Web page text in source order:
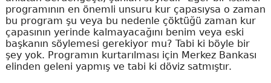
programının en önemli unsuru kur çapasıysa o zaman
bu program şu veya bu nedenle çöktüğü zaman kur
çapasının yerinde kalmayacağını benim veya eski
başkanın söylemesi gerekiyor mu? Tabi ki böyle bir
şey yok. Programın kurtarılması için Merkez Bankası
elinden geleni yapmış ve tabi ki döviz satmıştır.